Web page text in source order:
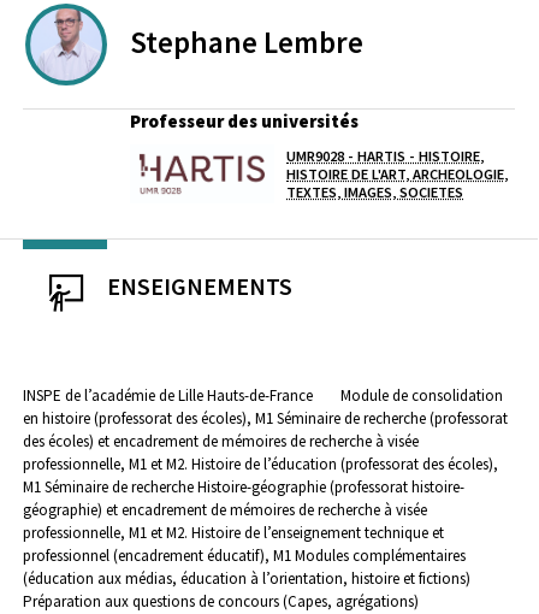
Stephane Lembre
Professeur des universités
Laboratoire / équipe
UMR9028 - HARTIS - HISTOIRE,
HISTOIRE DE L'ART, ARCHEOLOGIE,
TEXTES, IMAGES, SOCIETES
ENSEIGNEMENTS
INSPE de l’académie de Lille Hauts-de-France
Module de consolidation
en histoire (professorat des écoles), M1Séminaire de recherche (professorat
des écoles) et encadrement de mémoires de recherche à visée
professionnelle, M1 et M2. Histoire de l’éducation (professorat des écoles),
M1Séminaire de recherche Histoire-géographie (professorat histoire-
géographie) et encadrement de mémoires de recherche à visée
professionnelle, M1 et M2. Histoire de l’enseignement technique et
professionnel (encadrement éducatif), M1Modules complémentaires
(éducation aux médias, éducation à l’orientation, histoire et fictions)
Préparation aux questions de concours (Capes, agrégations)